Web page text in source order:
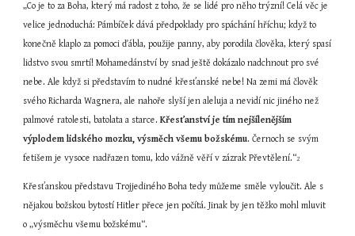
„Co je to za Boha, který má radost z toho, že se lidé pro něho trýzní! Celá věc je
velice jednoduchá: Pámbíček dává předpoklady pro spáchání hříchu; když to
konečně klaplo za pomoci ďábla, použije panny, aby porodila člověka, který spasí
lidstvo svou smrtí! Mohamedánství by snad ještě dokázalo nadchnout pro své
nebe. Ale když si představím to nudné křesťanské nebe! Na zemi má člověk
svého Richarda Wagnera, ale nahoře slyší jen aleluja a nevidí nic jiného než
palmové ratolesti, batolata a starce. Křesťanství je tím nejšílenějším
výplodem lidského mozku, výsměch všemu božskému. Černoch se svým
fetišem je vysoce nadřazen tomu, kdo vážně věří v zázrak Převtělení.“2
Křesťanskou představu Trojjediného Boha tedy můžeme směle vyloučit. Ale s
nějakou božskou bytostí Hitler přece jen počítá. Jinak by jen těžko mohl mluvit
o „výsměchu všemu božskému“.